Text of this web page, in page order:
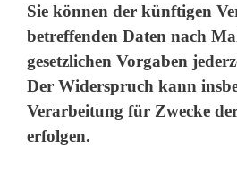
Sie können der künftigen
betreffenden Daten nach
gesetzlichen Vorgaben
Der Widerspruch kann
Verarbeitung für Zwecke
erfolgen.